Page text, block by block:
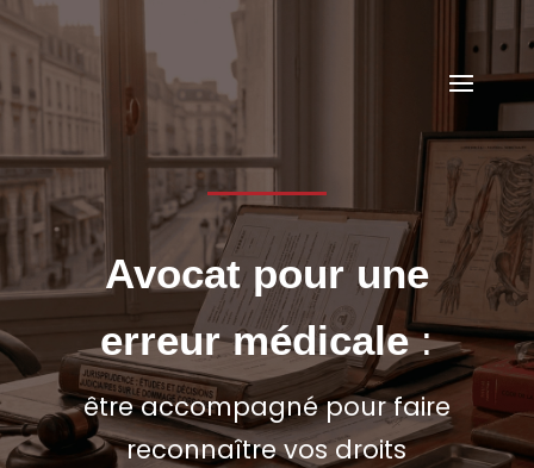
Avocat pour une
erreur médicale:
être accompagné pour faire
reconnaître vos droits